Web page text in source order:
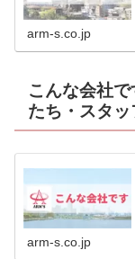
arm-s.co.jp
こんな会社
たち・スタッ
arm-s.co.jp